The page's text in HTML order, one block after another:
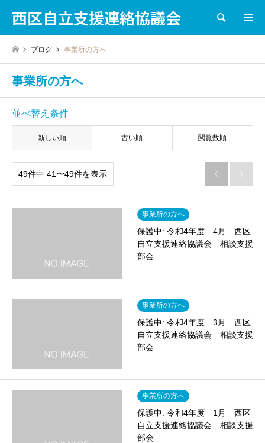
西区自立支援連絡協議会 検索
ブログ 事業所の方へ
事業所の方へ
並べ替え条件
新しい順 古い順 閲覧数順
49件中 41〜49件を表示  
事業所の方へ
保護中: 令和4年度 4月 西区
自立支援連絡協議会 相談支援
部会
事業所の方へ
保護中: 令和4年度 3月 西区
自立支援連絡協議会 相談支援
部会
事業所の方へ
保護中: 令和4年度 1月 西区
自立支援連絡協議会 相談支援
部会